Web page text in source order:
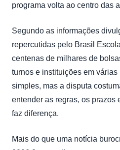
programa volta ao centro das
Segundo as informações
repercutidas pelo Brasil
centenas de milhares de
turnos e instituições em
simples, mas a disputa
entender as regras, os prazos
faz diferença.
Mais do que uma notícia